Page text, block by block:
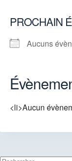
PROCHAIN
Aucuns
<li>Aucun